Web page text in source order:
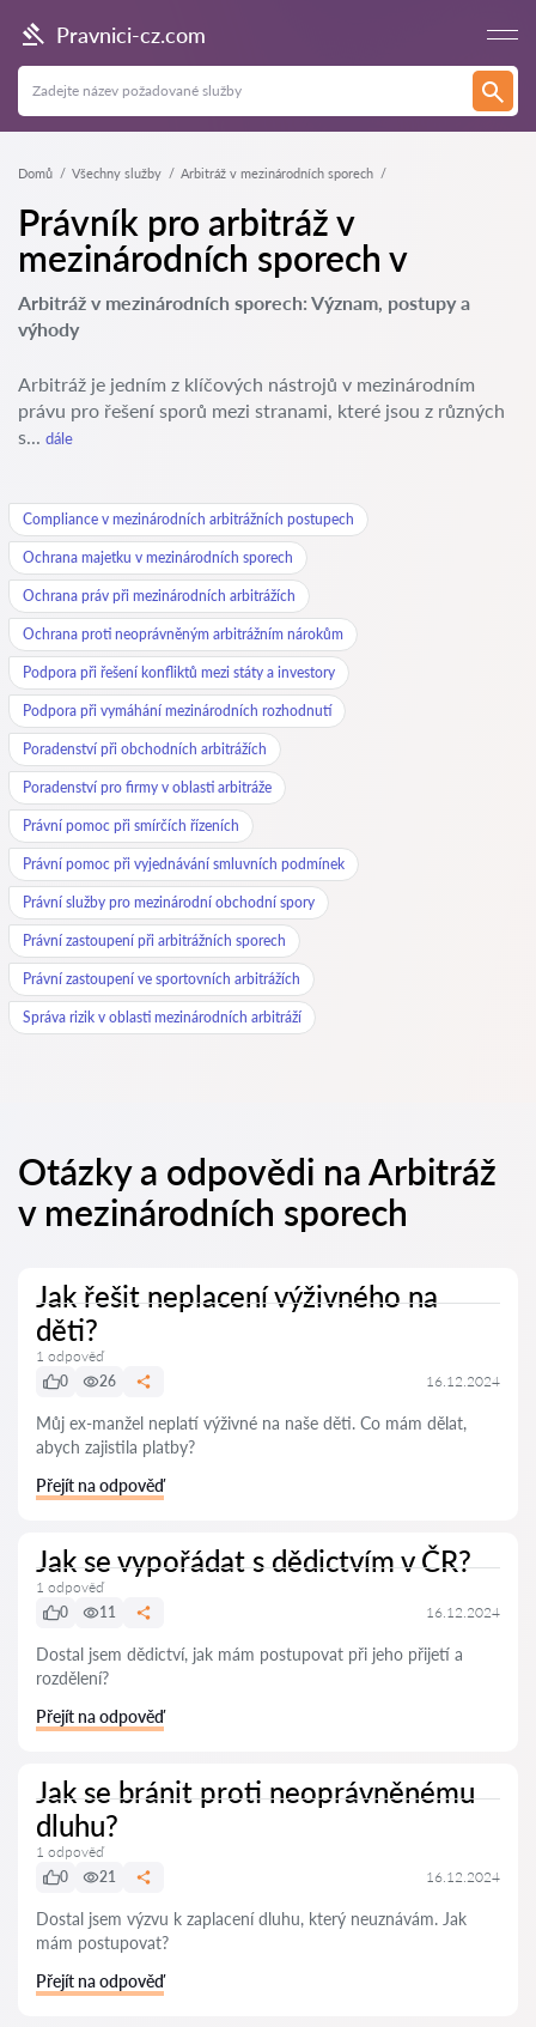
Pravnici-cz.com
Domů Všechny služby Arbitráž v mezinárodních sporech
Právník pro arbitráž v
mezinárodních sporech v
Arbitráž v mezinárodních sporech: Význam, postupy a
výhody
Arbitráž je jedním z klíčových nástrojů v mezinárodním
právu pro řešení sporů mezi stranami, které jsou z různých
s... dále
Compliance v mezinárodních arbitrážních postupech
Ochrana majetku v mezinárodních sporech
Ochrana práv při mezinárodních arbitrážích
Ochrana proti neoprávněným arbitrážním nárokům
Podpora při řešení konfliktů mezi státy a investory
Podpora při vymáhání mezinárodních rozhodnutí
Poradenství při obchodních arbitrážích
Poradenství pro firmy v oblasti arbitráže
Právní pomoc při smírčích řízeních
Právní pomoc při vyjednávání smluvních podmínek
Právní služby pro mezinárodní obchodní spory
Právní zastoupení při arbitrážních sporech
Právní zastoupení ve sportovních arbitrážích
Správa rizik v oblasti mezinárodních arbitráží
Otázky a odpovědi na Arbitráž
v mezinárodních sporech
Jak řešit neplacení výživného na
děti?
1 odpověď
0
26 16.12.2024
Můj ex-manžel neplatí výživné na naše děti. Co mám dělat,
abych zajistila platby?
Přejít na odpověď
Jak se vypořádat s dědictvím v ČR?
1 odpověď
0
11 16.12.2024
Dostal jsem dědictví, jak mám postupovat při jeho přijetí a
rozdělení?
Přejít na odpověď
Jak se bránit proti neoprávněnému
dluhu?
1 odpověď
0
21 16.12.2024
Dostal jsem výzvu k zaplacení dluhu, který neuznávám. Jak
mám postupovat?
Přejít na odpověď